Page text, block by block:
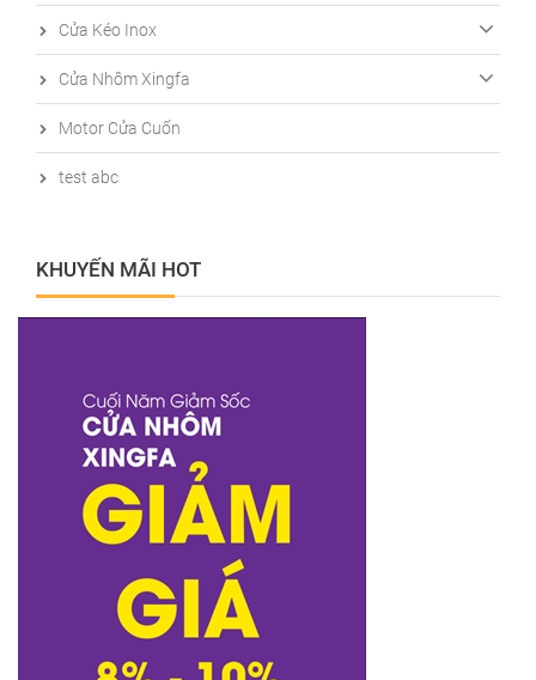
Cửa Kéo Inox
Cửa Nhôm Xingfa
Motor Cửa Cuốn
test abc
KHUYẾN MÃI HOT